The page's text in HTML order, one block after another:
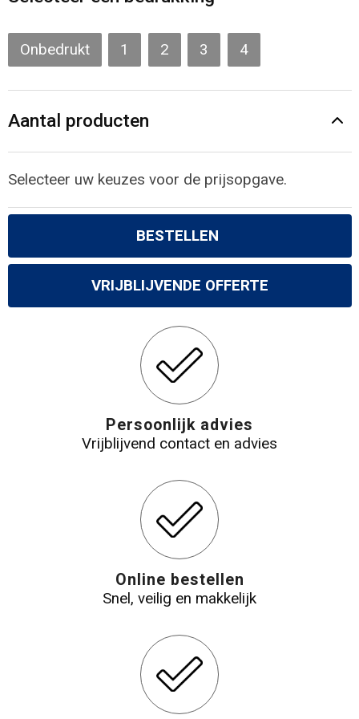
Gilets
Kledingaccessoires
Onbedrukt 1 2 3 4
Aantal producten
Selecteer uw keuzes voor de prijsopgave.
BESTELLEN
VRIJBLIJVENDE OFFERTE
Persoonlijk advies
Vrijblijvend contact en advies
Online bestellen
Snel, veilig en makkelijk